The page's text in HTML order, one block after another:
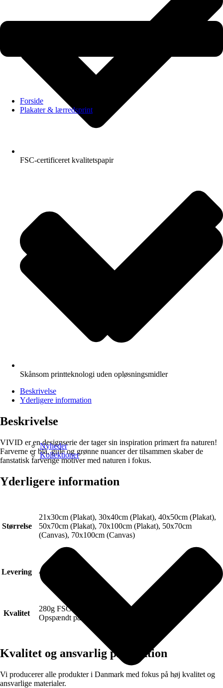
Forside
Plakater & lærredsprint
Nyheder
Kollektioner
FSC-certificeret kvalitetspapir
Skånsom printteknologi uden opløsningsmidler
Beskrivelse
Yderligere information
Beskrivelse
VIVID er en designserie der tager sin inspiration primært fra naturen!
Farverne er blå, gule og grønne nuancer der tilsammen skaber de
fanstatisk farverige motiver med naturen i fokus.
Yderligere information
Størrelse
21x30cm (Plakat), 30x40cm (Plakat), 40x50cm (Plakat),
50x70cm (Plakat), 70x100cm (Plakat), 50x70cm
(Canvas), 70x100cm (Canvas)
Levering 4-6 hverdage.
Kvalitet
280g FSC Certificeret Art canvas (Lærred).
Opspændt på blindramme.
Kvalitet og ansvarlig produktion
Vi producerer alle produkter i Danmark med fokus på høj kvalitet og
ansvarlige materialer.